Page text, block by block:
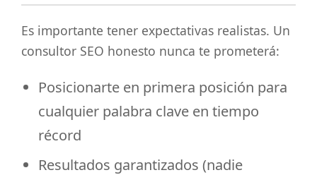
Es importante tener expectativas realistas. Un
consultor SEO honesto nunca te prometerá:
Posicionarte en primera posición para
cualquier palabra clave en tiempo
récord
Resultados garantizados (nadie